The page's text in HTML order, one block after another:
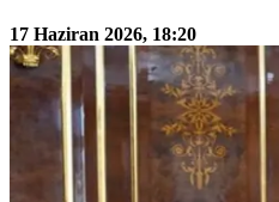
17 Haziran 2026, 18:20